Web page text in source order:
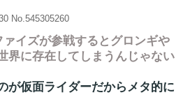
No.545305260
イズが参戦するとグロンギや
界に存在してしまうんじゃない
が仮面ライダーだからメタ的に